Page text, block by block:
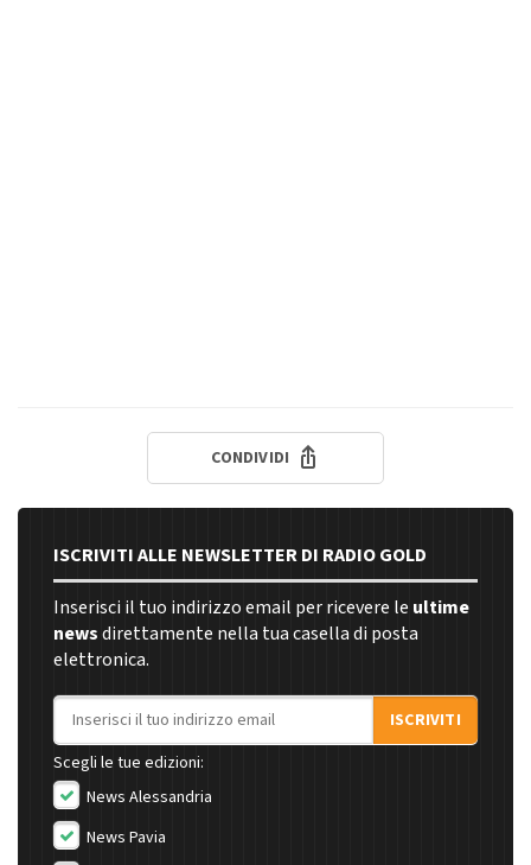
CONDIVIDI
ISCRIVITI ALLE NEWSLETTER DI RADIO GOLD
Inserisci il tuo indirizzo email per ricevere le ultime
newsdirettamente nella tua casella di posta
elettronica.
Indirizzo email
ISCRIVITI
Scegli le tue edizioni:
News Alessandria
News Pavia